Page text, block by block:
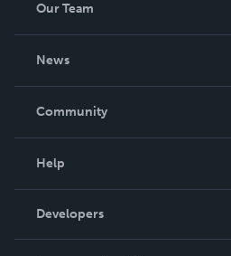
Our Team
News
In The News
Community
Podcast
Help
Order Lookup
Knowledge Base
Developers